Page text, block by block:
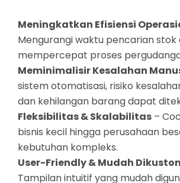
Meningkatkan Efisiensi
Mengurangi waktu pencarian stok
mempercepat proses
Meminimalisir Kesalahan
sistem otomatisasi, risiko
dan kehilangan barang dapat
Fleksibilitas & Skalabilitas –
bisnis kecil hingga perusahaan
kebutuhan kompleks.
User-Friendly & Mudah
Tampilan intuitif yang mudah